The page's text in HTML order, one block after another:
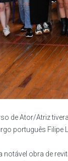
de Ator/Atriz
português Filipe
notável obra de